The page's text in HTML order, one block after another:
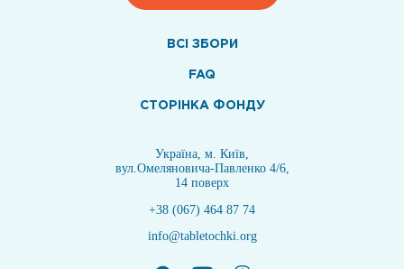
ВСI ЗБОРИ
FAQ
СТОРІНКА ФОНДУ
Україна, м. Київ,
вул.Омеляновича-Павленко 4/6,
14 поверх
+38 (067) 464 87 74
info@tabletochki.org